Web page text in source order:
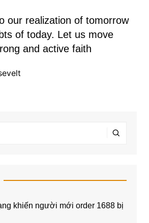
our realization of tomorrow
of today. Let us move
and active faith
khiến người mới order 1688 bị